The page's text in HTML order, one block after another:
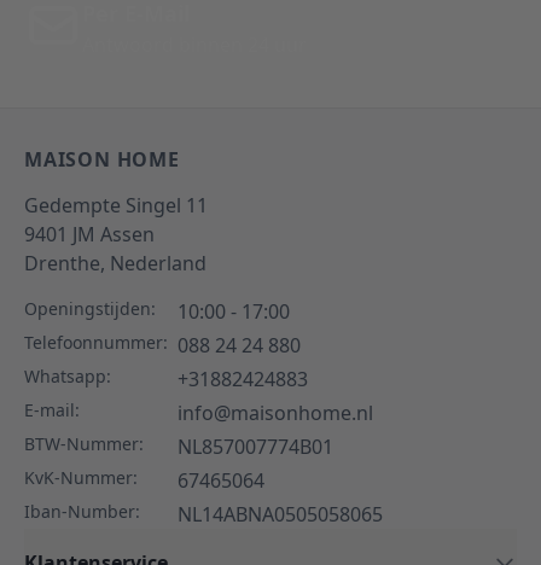
MAISON HOME
Gedempte Singel 11
9401 JM Assen
Drenthe, Nederland
Openingstijden: 10:00 - 17:00
Telefoonnummer: 088 24 24 880
Whatsapp: +31882424883
E-mail: info@maisonhome.nl
BTW-Nummer: NL857007774B01
KvK-Nummer: 67465064
Iban-Number:
NL14ABNA0505058065